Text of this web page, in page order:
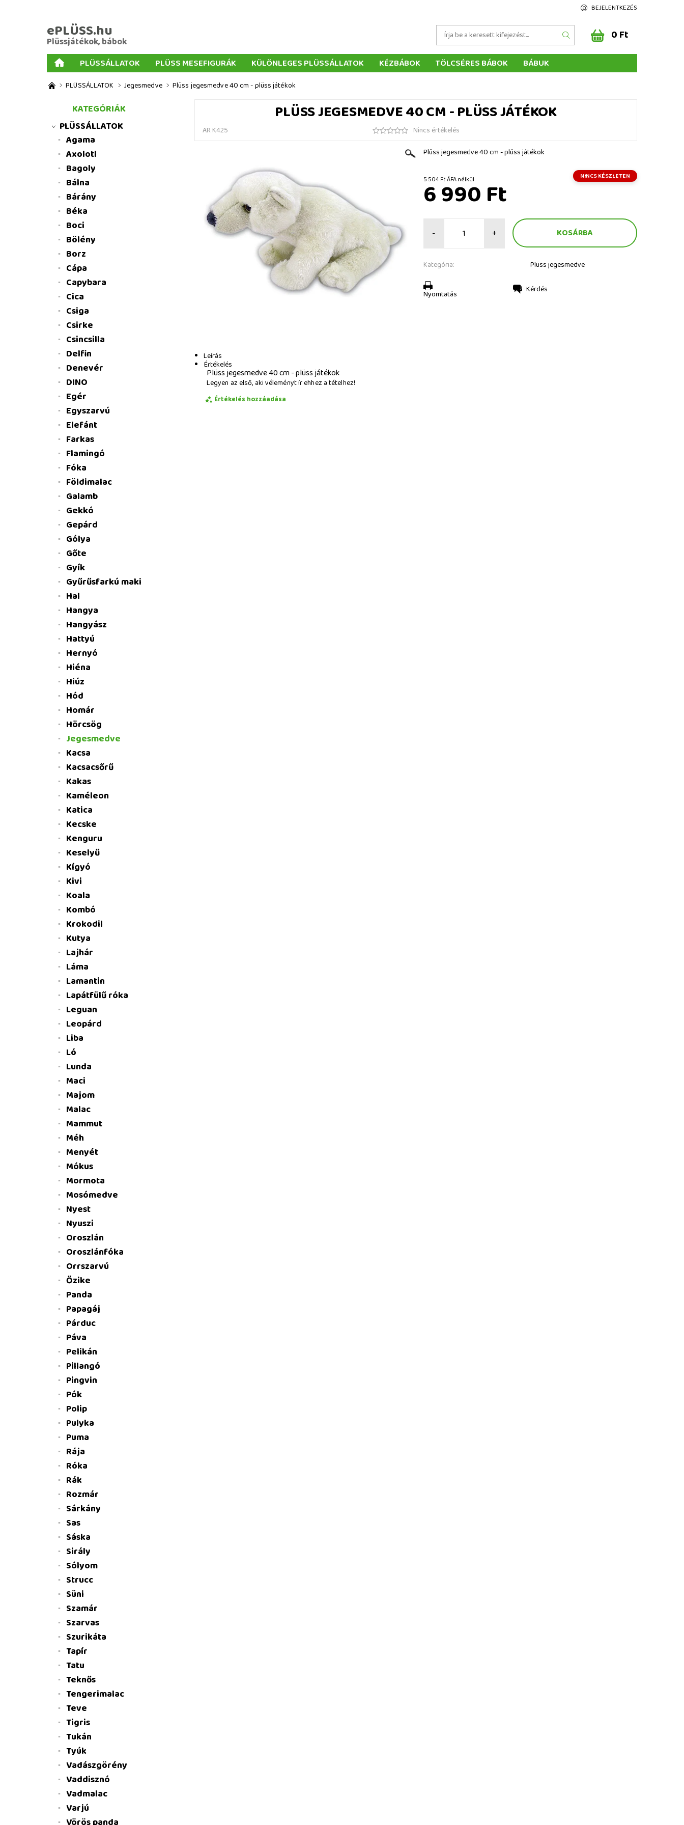
BEJELENTKEZÉS
ePLÜSS.hu
Plüssjátékok, bábok 0 Ft
PLÜSSÁLLATOK PLÜSS MESEFIGURÁK KÜLÖNLEGES PLÜSSÁLLATOK KÉZBÁBOK TÖLCSÉRES BÁBOK
BÁBUK
AJÁNDÉKOK PLÜSSÖKHÖZ
MENNYISÉGI KEDVEZMÉNYEK
ÜZLETI FELTÉTELEK VISSZAKÜLDÉS
PLÜSSÁLLATOK Jegesmedve Plüss jegesmedve 40 cm - plüss játékok
PLÜSS JEGESMEDVE 40 CM - PLÜSS JÁTÉKOK
AR K425
Nincs értékelés
Plüss jegesmedve 40 cm - plüss játékok
5 504 Ft ÁFA nélkül NINCS KÉSZLETEN
6 990 Ft
- +
Kategória: Plüss jegesmedve
Nyomtatás Kérdés
Leírás
Értékelés
Plüss jegesmedve 40 cm - plüss játékok
Legyen az első, aki véleményt ír ehhez a tételhez!
Értékelés hozzáadása
KATEGÓRIÁK
PLÜSSÁLLATOK
Agama
Axolotl
Bagoly
Bálna
Bárány
Béka
Boci
Bölény
Borz
Cápa
Capybara
Cica
Csiga
Csirke
Csincsilla
Delfin
Denevér
DINO
Egér
Egyszarvú
Elefánt
Farkas
Flamingó
Fóka
Földimalac
Galamb
Gekkó
Gepárd
Gólya
Gőte
Gyík
Gyűrűsfarkú maki
Hal
Hangya
Hangyász
Hattyú
Hernyó
Hiéna
Hiúz
Hód
Homár
Hörcsög
Jegesmedve
Kacsa
Kacsacsőrű
Kakas
Kaméleon
Katica
Kecske
Kenguru
Keselyű
Kígyó
Kivi
Koala
Kombó
Krokodil
Kutya
Lajhár
Láma
Lamantin
Lapátfülű róka
Leguan
Leopárd
Liba
Ló
Lunda
Maci
Majom
Malac
Mammut
Méh
Menyét
Mókus
Mormota
Mosómedve
Nyest
Nyuszi
Oroszlán
Oroszlánfóka
Orrszarvú
Őzike
Panda
Papagáj
Párduc
Páva
Pelikán
Pillangó
Pingvin
Pók
Polip
Pulyka
Puma
Rája
Róka
Rák
Rozmár
Sárkány
Sas
Sáska
Sirály
Sólyom
Strucc
Süni
Szamár
Szarvas
Szurikáta
Tapír
Tatu
Teknős
Tengerimalac
Teve
Tigris
Tukán
Tyúk
Vadászgörény
Vaddisznó
Vadmalac
Varjú